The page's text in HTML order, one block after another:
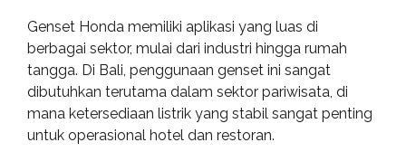
Genset Honda memiliki aplikasi yang luas di
berbagai sektor, mulai dari industri hingga rumah
tangga. Di Bali, penggunaan genset ini sangat
dibutuhkan terutama dalam sektor pariwisata, di
mana ketersediaan listrik yang stabil sangat penting
untuk operasional hotel dan restoran.